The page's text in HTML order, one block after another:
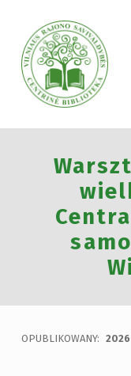
VILNIAUS RAJONO SAVIVALDYBĖS CENTRINĖ BIBLIOTEKA
VILNIAUS RAJONO SAVIVALDYBĖS CENTRINĖ BIBLIOTEKA KVIEČIA VISUS PRISIJUNGTI PRIE VISUOTINĖS PILIETINĖS INICIATYVOS „ATMINTIS GYVA, NES LIUDIJA“ IR UŽDEGTI ATMINIMO.
OPUBLIKOWANY: